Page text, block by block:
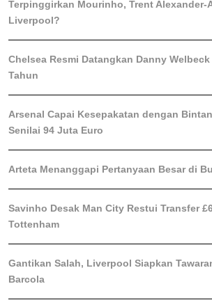
Terpinggirkan Mourinho, Trent Alexander-
Liverpool?
Chelsea Resmi Datangkan Danny
Tahun
Arsenal Capai Kesepakatan dengan
Senilai 94 Juta Euro
Arteta Menanggapi Pertanyaan Besar di
Savinho Desak Man City Restui Transfer
Tottenham
Gantikan Salah, Liverpool Siapkan
Barcola